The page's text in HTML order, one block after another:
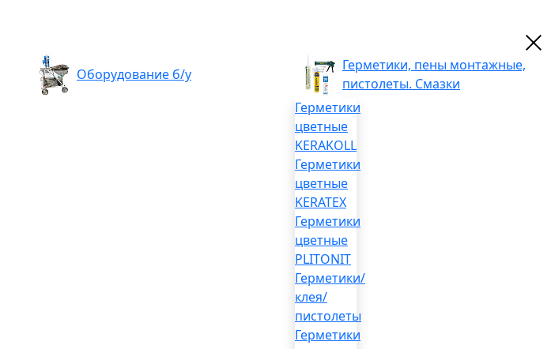
Оборудование б/у
Герметики, пены монтажные,
пистолеты. Смазки
Герметики
цветные
KERAKOLL
Герметики
цветные
KERATEX
Герметики
цветные
PLITONIT
Герметики/
клея/
пистолеты
Герметики